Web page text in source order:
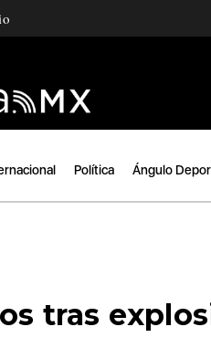
Política Ángulo
tras